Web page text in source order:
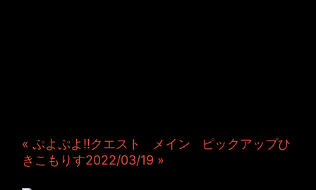
« ぷよぷよ!!クエスト メイン
ピックアップひ
きこもりす2022/03/19 »